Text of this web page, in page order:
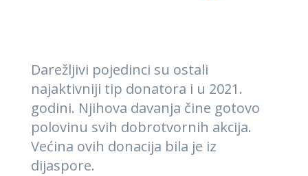
Darežljivi pojedinci su ostali
najaktivniji tip donatora i u 2021.
godini. Njihova davanja čine gotovo
polovinu svih dobrotvornih akcija.
Većina ovih donacija bila je iz
dijaspore.